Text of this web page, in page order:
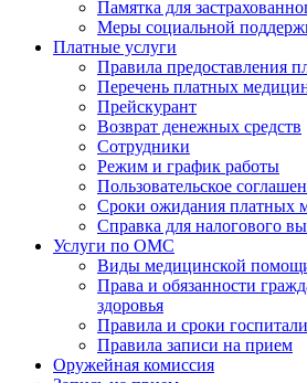
Памятка для
Меры социальной
Платные услуги
Правила предоставления
Перечень платных
Прейскурант
Возврат денежных средств
Сотрудники
Режим и график работы
Пользовательское
Сроки ожидания платных
Справка для налогового
Услуги по ОМС
Виды медицинской
Права и обязанности
здоровья
Правила и сроки
Правила записи на прием
Оружейная комиссия